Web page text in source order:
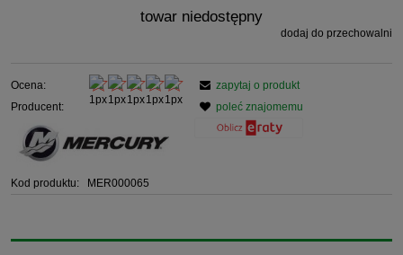
towar niedostępny
dodaj do przechowalni
Ocena:
Producent:
Kod produktu: MER000065
zapytaj o produkt
poleć znajomemu